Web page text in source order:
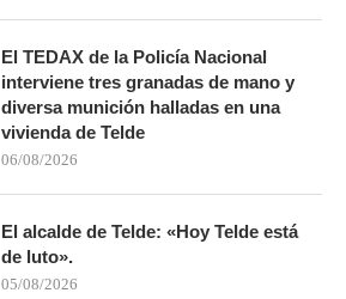
El TEDAX de la Policía Nacional
interviene tres granadas de mano y
diversa munición halladas en una
vivienda de Telde
06/08/2026
El alcalde de Telde: «Hoy Telde está
de luto».
05/08/2026